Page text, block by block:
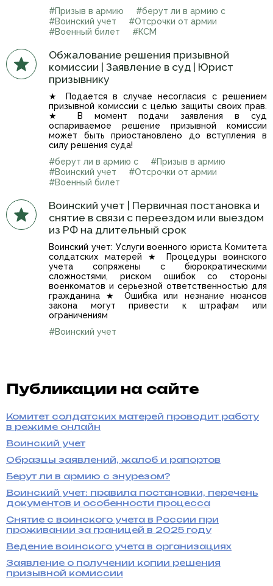
#Призыв в армию
#берут ли в армию с
#Воинский учет
#Отсрочки от армии
#Военный билет
#КСМ
Обжалование решения призывной
комиссии | Заявление в суд | Юрист
призывнику
★ Подается в случае несогласия с решением
призывной комиссии с целью защиты своих прав.
★ В момент подачи заявления в суд
оспариваемое решение призывной комиссии
может быть приостановлено до вступления в
силу решения суда!
#берут ли в армию с
#Призыв в армию
#Воинский учет
#Отсрочки от армии
#Военный билет
Воинский учет | Первичная постановка и
снятие в связи с переездом или выездом
из РФ на длительный срок
Воинский учет: Услуги военного юриста Комитета
солдатских матерей ★ Процедуры воинского
учета сопряжены с бюрократическими
сложностями, риском ошибок со стороны
военкоматов и серьезной ответственностью для
гражданина ★ Ошибка или незнание нюансов
закона могут привести к штрафам или
ограничениям
#Воинский учет
Публикации на сайте
Комитет солдатских матерей проводит работу
в режиме онлайн
Воинский учет
Образцы заявлений, жалоб и рапортов
Берут ли в армию с энурезом?
Воинский учет: правила постановки, перечень
документов и особенности процесса
Снятие с воинского учета в России при
проживании за границей в 2025 году
Ведение воинского учета в организациях
Заявление о получении копии решения
призывной комиссии